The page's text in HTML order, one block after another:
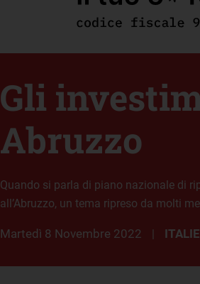
Gli
Abruzzo
Quando si parla di piano nazionale di
all’Abruzzo, un tema ripreso da molti
martedì 8 Novembre 2022 |